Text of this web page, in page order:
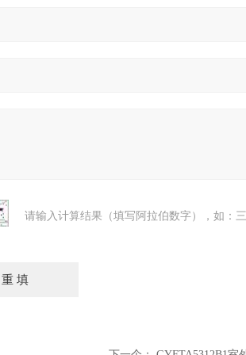
请输入计算结果（填写阿拉伯数字），如：